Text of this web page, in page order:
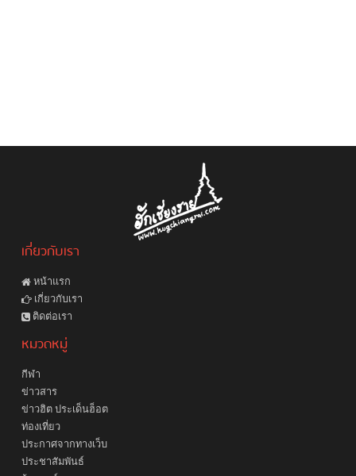
เกี่ยวกับเรา
หน้าแรก
เกี่ยวกับเรา
ติดต่อเรา
หมวดหมู่
กีฬา
ข่าวสาร
ข่าวฮิต ประเด็นฮ็อต
ท่องเที่ยว
ประกาศจากทางเว็บ
ประชาสัมพันธ์